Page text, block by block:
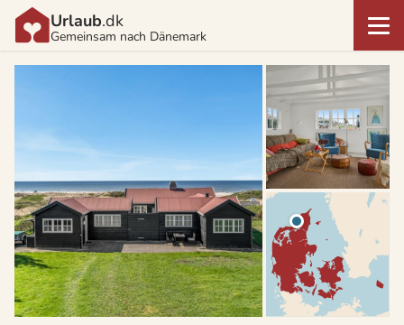
Urlaub.dk
Gemeinsam nach Dänemark